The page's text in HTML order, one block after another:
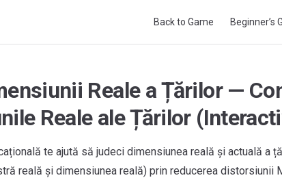
Back to Game Beginner’s
Reale a Țărilor —
Reale ale Țărilor
te ajută să judeci dimensiunea reală și actuală a
reală și dimensiunea reală) prin reducerea distorsiunii